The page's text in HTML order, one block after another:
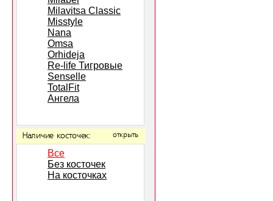
Milavitsa Classic
Misstyle
Nana
Omsa
Orhideja
Re-life Тигровые
Senselle
TotalFit
Ангела
Наличие косточек: открыть
Все
Без косточек
На косточках